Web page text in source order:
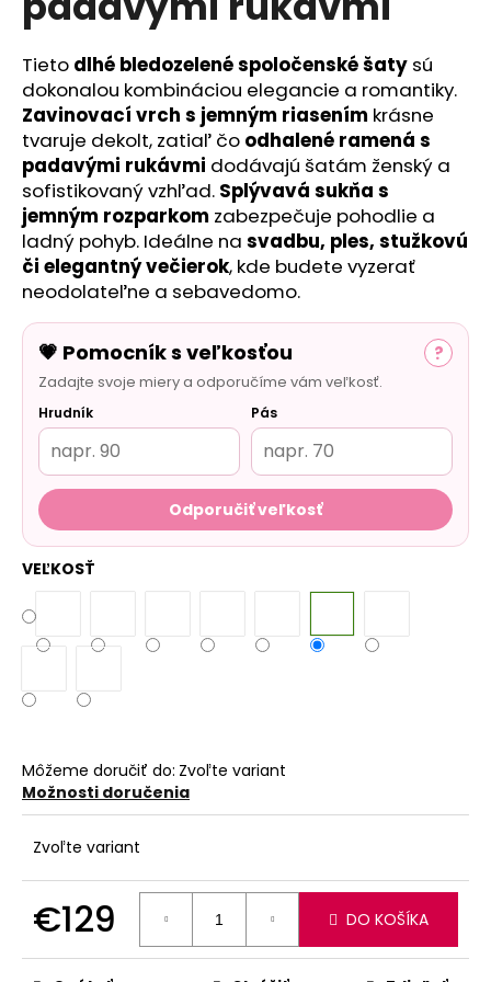
Tieto dlhé bledozelené spoločenské šaty sú
dokonalou kombináciou elegancie a romantiky.
Zavinovací vrch s jemným riasením krásne
tvaruje dekolt, zatiaľ čo odhalené ramená s
padavými rukávmi dodávajú šatám ženský a
sofistikovaný vzhľad. Splývavá sukňa s
jemným rozparkom zabezpečuje pohodlie a
ladný pohyb. Ideálne na svadbu, ples, stužkovú
či elegantný večierok, kde budete vyzerať
neodolateľne a sebavedomo.
💗 Pomocník s veľkosťou ?
Zadajte svoje miery a odporučíme vám veľkosť.
Hrudník Pás
Odporučiť veľkosť
VEĽKOSŤ
Môžeme doručiť do: Zvoľte variant
Možnosti doručenia
Zvoľte variant
€129 DO KOŠÍKA
a
m
e